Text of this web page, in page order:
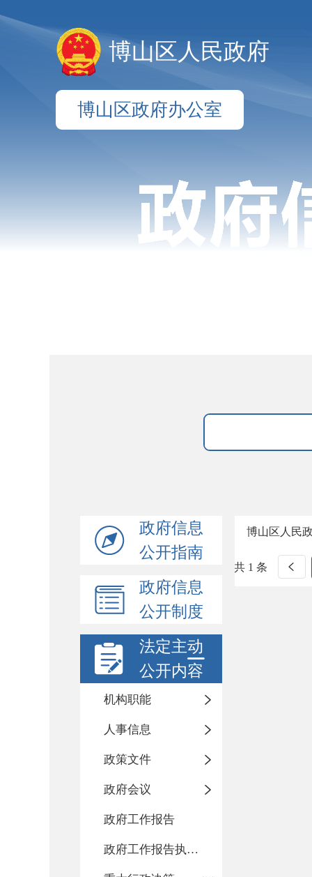
博山区人民政府
博山区政府办公室
政府信息
公开指南
政府信息
公开制度
法定主动
公开内容
机构职能
人事信息
政策文件
政府会议
政府工作报告
政府工作报告执行落实情况
博山区人民
共 1 条